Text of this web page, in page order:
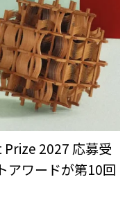
Prize 2027 応募受
ワードが第10回